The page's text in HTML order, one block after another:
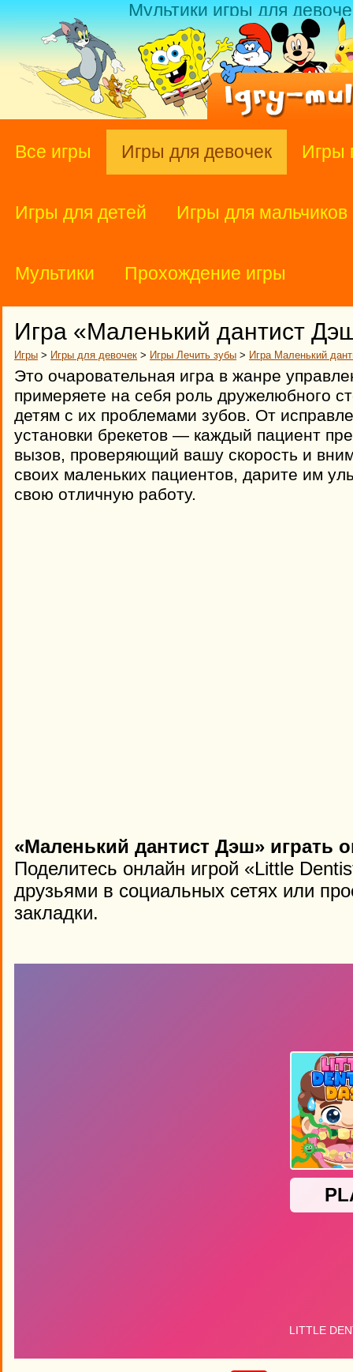
Мультики игры для
Все игры Игры для девочек Игры
Игры для детей Игры для мальчиков
Мультики Прохождение игры
Игра «Маленький дантист
Игры > Игры для девочек > Игры Лечить зубы > Игра Маленький
Это очаровательная игра в жанре
примеряете на себя роль дружелюбного
детям с их проблемами зубов. От
установки брекетов — каждый пациент
вызов, проверяющий вашу скорость и
своих маленьких пациентов, дарите им
свою отличную работу.
«Маленький дантист Дэш» играть
Поделитесь онлайн игрой «Little
друзьями в социальных сетях или
закладки.